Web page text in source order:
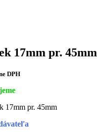
17mm pr. 45mm
DPH
17mm pr. 45mm